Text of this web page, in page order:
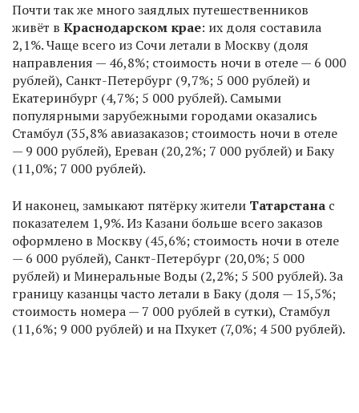
Почти так же много заядлых путешественников
живёт в Краснодарском крае: их доля составила
2,1%. Чаще всего из Сочи летали в Москву (доля
направления — 46,8%; стоимость ночи в отеле — 6 000
рублей), Санкт-Петербург (9,7%; 5 000 рублей) и
Екатеринбург (4,7%; 5 000 рублей). Самыми
популярными зарубежными городами оказались
Стамбул (35,8% авиазаказов; стоимость ночи в отеле
— 9 000 рублей), Ереван (20,2%; 7 000 рублей) и Баку
(11,0%; 7 000 рублей).
И наконец, замыкают пятёрку жители Татарстана с
показателем 1,9%. Из Казани больше всего заказов
оформлено в Москву (45,6%; стоимость ночи в отеле
— 6 000 рублей), Санкт-Петербург (20,0%; 5 000
рублей) и Минеральные Воды (2,2%; 5 500 рублей). За
границу казанцы часто летали в Баку (доля — 15,5%;
стоимость номера — 7 000 рублей в сутки), Стамбул
(11,6%; 9 000 рублей) и на Пхукет (7,0%; 4 500 рублей).